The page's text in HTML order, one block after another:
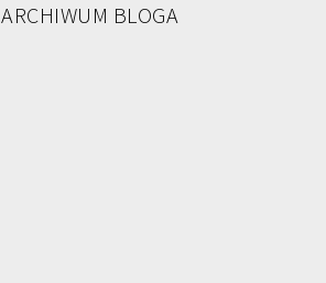
ARCHIWUM BLOGA